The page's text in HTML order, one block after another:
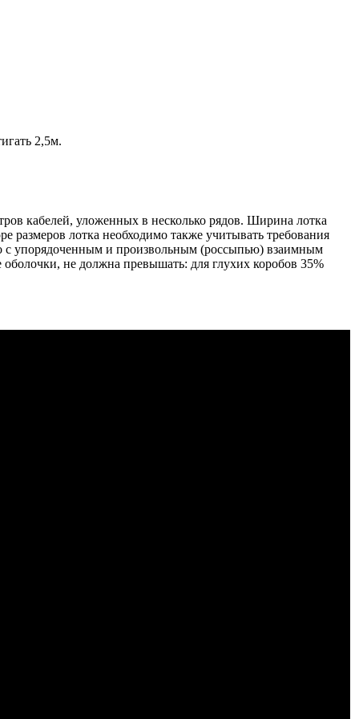
2,5м.
кабелей, уложенных в несколько рядов. Ширина лотка
размеров лотка необходимо также учитывать требования
с упорядоченным и произвольным (россыпью) взаимным
не должна превышать: для глухих коробов 35%